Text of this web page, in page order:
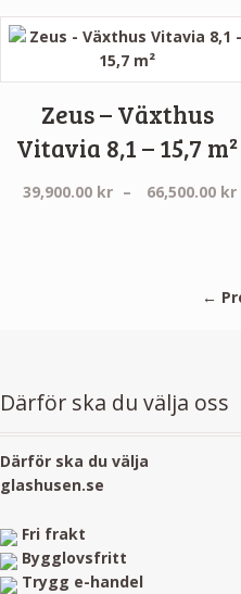
Zeus – Växthus
Vitavia 8,1 – 15,7 m²
39,900.00 kr – 66,500.00 kr
←
Därför ska du välja oss
Därför ska du välja
glashusen.se
Fri frakt
Bygglovsfritt
Trygg e-handel